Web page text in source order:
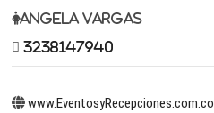
Angela Vargas
3238147940
www.EventosyRecepciones.com.co